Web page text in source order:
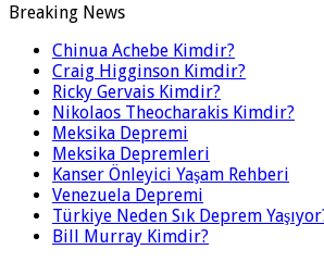
Breaking News
Chinua Achebe Kimdir?
Craig Higginson Kimdir?
Ricky Gervais Kimdir?
Nikolaos Theocharakis Kimdir?
Meksika Depremi
Meksika Depremleri
Kanser Önleyici Yaşam Rehberi
Venezuela Depremi
Türkiye Neden Sık Deprem
Bill Murray Kimdir?